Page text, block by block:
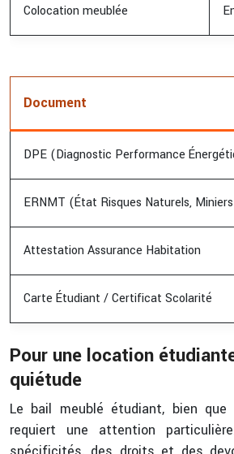
Colocation meublée
Document
DPE (Diagnostic Performance
ERNMT (État Risques Naturels,
Attestation Assurance Habitation
Carte Étudiant / Certificat Scolarité
Pour une location
quiétude
Le bail meublé étudiant, bien que
requiert une attention